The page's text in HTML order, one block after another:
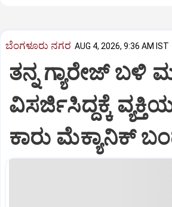
ಬೆಂಗಳೂರು ನಗರ AUG 4, 2026, 9:36 AM IST
ತನ್ನ ಗ್ಯಾರೇಜ್ ಬಳಿ
ವಿಸರ್ಜಿಸಿದ್ದಕ್ಕೆ
ಕಾರು ಮೆಕ್ಯಾನಿಕ್